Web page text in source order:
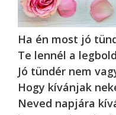
Ha én most jó
Te lennél a
Jó tündér nem
Hogy kívánjak
Neved napjára